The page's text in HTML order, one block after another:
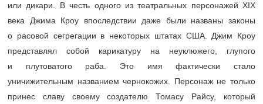
или дикари. В честь одного из театральных персонажей XIX
века Джима Кроу впоследствии даже были названы законы
о расовой сегрегации в некоторых штатах США. Джим Кроу
представлял собой карикатуру на неуклюжего, глупого
и плутоватого раба. Это имя фактически стало
уничижительным названием чернокожих. Персонаж не только
принес славу своему создателю Томасу Райсу, который